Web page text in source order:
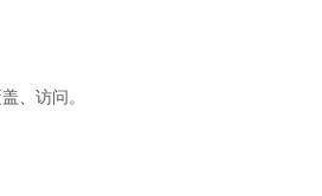
、访问。